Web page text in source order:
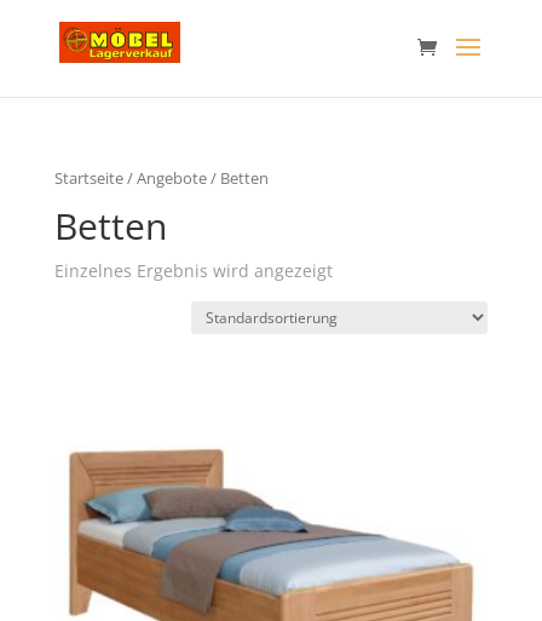
Startseite/Angebote/ Betten
Betten
Einzelnes Ergebnis wird angezeigt